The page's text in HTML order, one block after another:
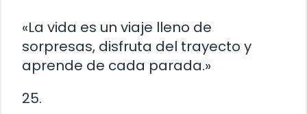
«La vida es un viaje lleno de
sorpresas, disfruta del trayecto y
aprende de cada parada.»
25.